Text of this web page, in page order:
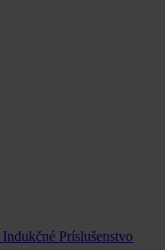
Indukčné Príslušenstvo